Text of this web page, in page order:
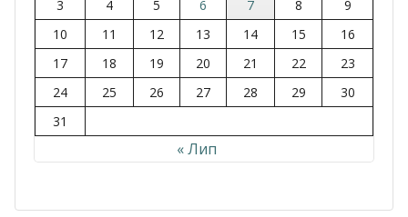
3
4 5 6 7 8
9
10
11 12 13 14 15
16
17
18 19 20 21 22
23
24
25 26 27 28 29
30
31
« Лип